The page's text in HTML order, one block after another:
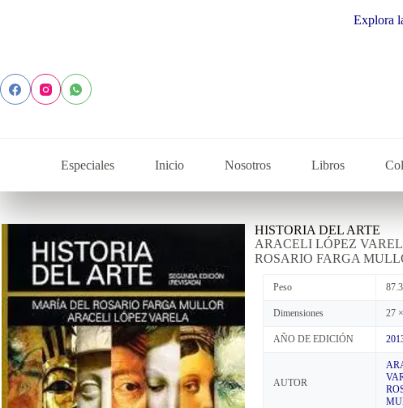
Explora la
Especiales Inicio Nosotros Libros
HISTORIA DEL ARTE
ARACELI LÓPEZ
ROSARIO FARGA
Peso
Dimensiones 27
AÑO DE EDICIÓN
AUTOR